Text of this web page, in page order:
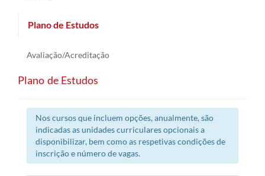
Plano de Estudos
Avaliação/Acreditação
Plano de Estudos
Nos cursos que incluem opções, anualmente, são
indicadas as unidades curriculares opcionais a
disponibilizar, bem como as respetivas condições de
inscrição e número de vagas.